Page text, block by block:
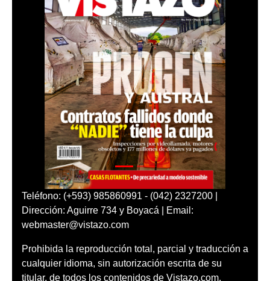
Teléfono: (+593) 985860991 - (042) 2327200 |
Dirección: Aguirre 734 y Boyacá | Email:
webmaster@vistazo.com
Prohibida la reproducción total, parcial y traducción a
cualquier idioma, sin autorización escrita de su
titular, de todos los contenidos de Vistazo.com.